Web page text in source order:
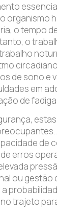
organismo
o tempo
o
de sono e
em
de
de
erros
ou gestão
trajeto